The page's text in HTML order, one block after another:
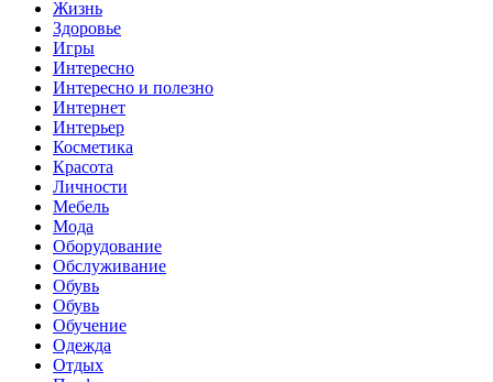
Жизнь
Здоровье
Игры
Интересно
Интересно и полезно
Интернет
Интерьер
Косметика
Красота
Личности
Мебель
Мода
Оборудование
Обслуживание
Обувь
Обувь
Обучение
Одежда
Отдых